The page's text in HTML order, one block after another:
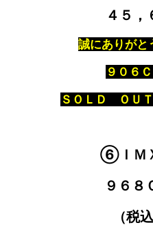
４５，
誠にありがと
９０６
ＳＯＬＤ ＯＵＴ
⑥ＩＭ
９６８
（税